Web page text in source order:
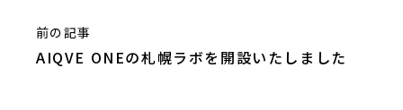
前の記事
AIQVE ONEの札幌ラボを開設いたしました